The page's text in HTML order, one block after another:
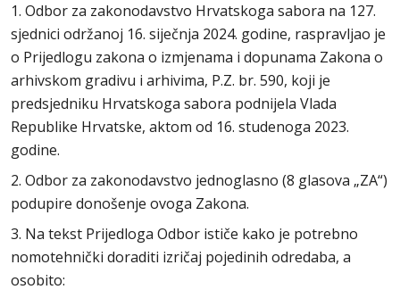
1. Odbor za zakonodavstvo Hrvatskoga sabora na 127.
sjednici održanoj 16. siječnja 2024. godine, raspravljao je
o Prijedlogu zakona o izmjenama i dopunama Zakona o
arhivskom gradivu i arhivima, P.Z. br. 590, koji je
predsjedniku Hrvatskoga sabora podnijela Vlada
Republike Hrvatske, aktom od 16. studenoga 2023.
godine.
2. Odbor za zakonodavstvo jednoglasno (8 glasova „ZA“)
podupire donošenje ovoga Zakona.
3. Na tekst Prijedloga Odbor ističe kako je potrebno
nomotehnički doraditi izričaj pojedinih odredaba, a
osobito: